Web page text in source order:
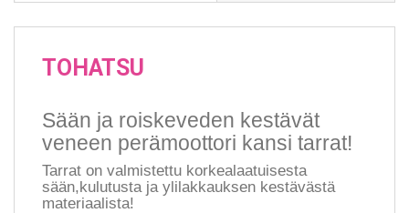
TOHATSU
Sään ja roiskeveden kestävät
veneen perämoottori kansi tarrat!
Tarrat on valmistettu korkealaatuisesta
sään,kulutusta ja ylilakkauksen kestävästä
materiaalista!